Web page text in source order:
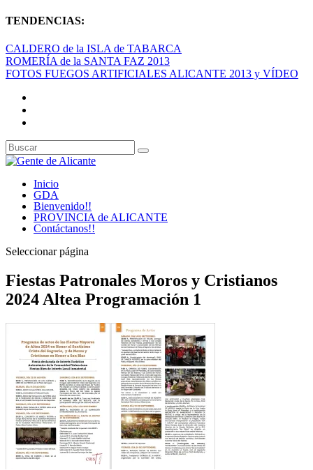
TENDENCIAS:
CALDERO de la ISLA de TABARCA
ROMERÍA de la SANTA FAZ 2013
FOTOS FUEGOS ARTIFICIALES ALICANTE 2013 y VÍDEO
Inicio
GDA
Bienvenido!!
PROVINCIA de ALICANTE
Contáctanos!!
Seleccionar página
Fiestas Patronales Moros y Cristianos
2024 Altea Programación 1